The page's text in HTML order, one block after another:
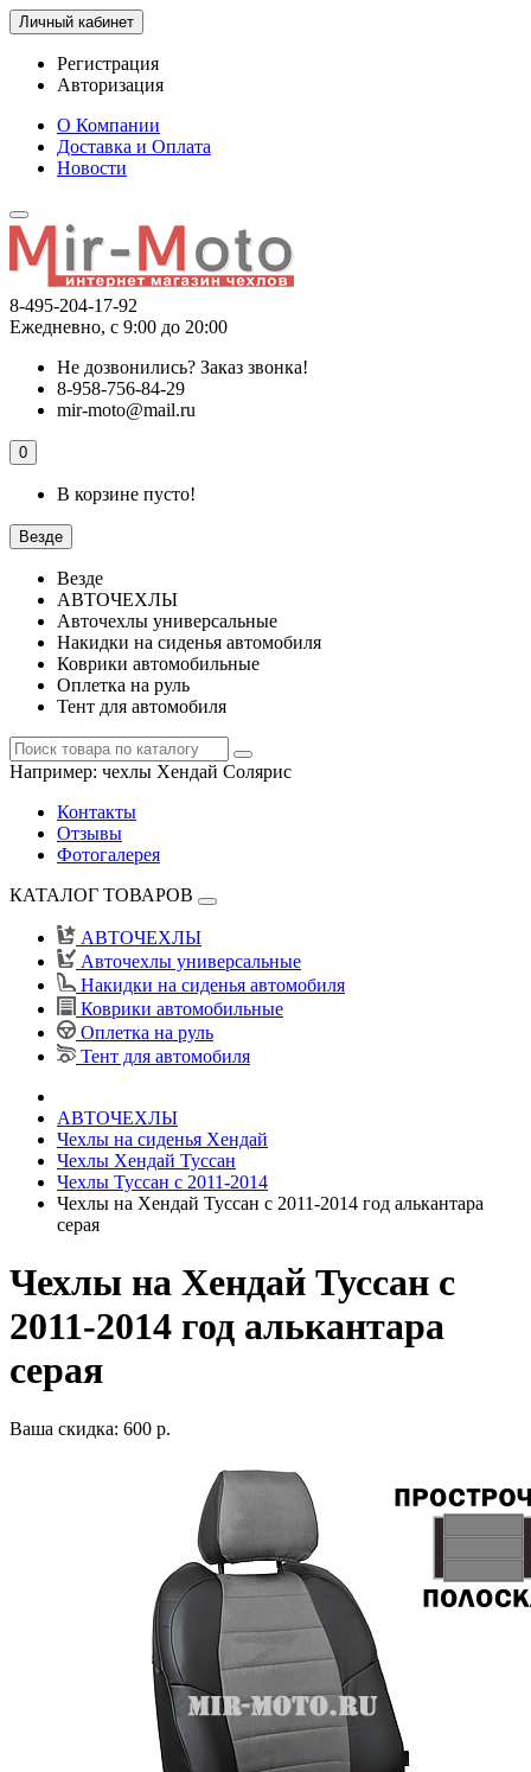
Личный кабинет
Регистрация
Авторизация
О Компании
Доставка и Оплата
Новости
8-495-204-17-92
Ежедневно, с 9:00 до 20:00
Не дозвонились? Заказ звонка!
8-958-756-84-29
mir-moto@mail.ru
0
В корзине пусто!
Везде
Везде
АВТОЧЕХЛЫ
Авточехлы универсальные
Накидки на сиденья автомобиля
Коврики автомобильные
Оплетка на руль
Тент для автомобиля
Например: чехлы Хендай Солярис
Контакты
Отзывы
Фотогалерея
КАТАЛОГ ТОВАРОВ
АВТОЧЕХЛЫ
Авточехлы универсальные
Накидки на сиденья автомобиля
Коврики автомобильные
Оплетка на руль
Тент для автомобиля
АВТОЧЕХЛЫ
Чехлы на сиденья Хендай
Чехлы Хендай Туссан
Чехлы Туссан с 2011-2014
Чехлы на Хендай Туссан с 2011-2014 год алькантара
серая
Чехлы на Хендай Туссан с
2011-2014 год алькантара
серая
Ваша скидка: 600 р.